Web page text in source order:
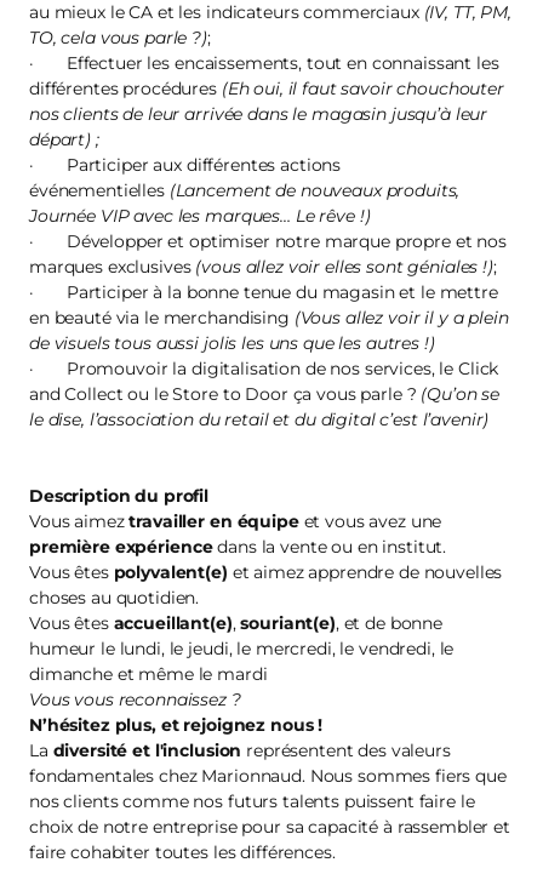
au mieux le CA et les indicateurs commerciaux (IV, TT, PM,
TO, cela vous parle ?);
· Effectuer les encaissements, tout en connaissant les
différentes procédures (Eh oui, il faut savoir chouchouter
nos clients de leur arrivée dans le magasin jusqu’à leur
départ) ;
· Participer aux différentes actions
événementielles (Lancement de nouveaux produits,
Journée VIP avec les marques… Le rêve !)
· Développer et optimiser notre marque propre et nos
marques exclusives (vous allez voir elles sont géniales !);
· Participer à la bonne tenue du magasin et le mettre
en beauté via le merchandising (Vous allez voir il y a plein
de visuels tous aussi jolis les uns que les autres !)
· Promouvoir la digitalisation de nos services, le Click
and Collect ou le Store to Door ça vous parle ? (Qu’on se
le dise, l’association du retail et du digital c’est l’avenir)
Description du profil
Vous aimeztravailler en équipe et vous avez une
première expériencedans la vente ou en institut.
Vous êtes polyvalent(e) et aimez apprendre de nouvelles
choses au quotidien.
Vous êtes accueillant(e),souriant(e), et de bonne
humeur le lundi, le jeudi, le mercredi, le vendredi, le
dimanche et même le mardi
Vous vous reconnaissez ?
N’hésitez plus, et rejoignez nous!
La diversité et l'inclusion représentent des valeurs
fondamentales chez Marionnaud. Nous sommes fiers que
nos clients comme nos futurs talents puissent faire le
choix de notre entreprise pour sa capacité à rassembler et
faire cohabiter toutes les différences.